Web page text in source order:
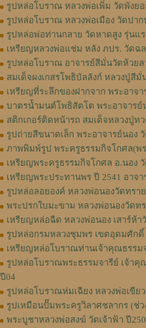
รูปหล่อโบราณ หลวงพ่อเพิ่ม วัดพังย
รูปหล่อโบราณ หลวงพ่อเมือง วัดปา
รูปหล่อพ่อท่านกลาย วัดหาดสูง รุ่นแร
เหรียญหลวงพ่อแช่ม หลัง ภปร. วัดฉล
รูปหล่อโบราณ อาจารย์สีมั่นวัดห้วย
สมเด็จผงเกสรโพธิบัลลังก์ หลวงปู่สี
เหรียญที่ระลึกของฝากจาก พระอาจ
บาตรน้ำมนต์โพธิสัตโต พระอาจารย์
สติกเกอร์ติดหน้ารถ สมเด็จหลวงปู่ท
รูปถ่ายสีขนาดเล็ก พระอาจารย์นอง
ภาพพิมพ์รูป พระครูธรรมกิจโกศล(พ
เหรียญพระครูธรรมกิจโกศล อ.นอง
เหรียญพระประทานพร ปี 2541 อาจ
รูปหล่อลอยองค์ หลวงพ่อนองวัดทรา
พระปรกใบมะขาม หลวงพ่อนองวัดท
เหรียญหล่อฉีด หลวงพ่อนอง เสาร์ห้า
รูปหล่อกรมหลวงชุมพร เขตอุดมศักดิ์
เหรียญหล่อโบราณท่านเจ้าคุณธรรม
รูปหล่อโบราณพระธรรมจารีย์ เจ้า
ปี04
รูปหล่อโบราณห่มเฉียง หลวงพ่อเขีย
รูปเหมือนปั๊มพระครูวิลาศชลากร (ช่ว
พระบูชาหลวงพ่อสงฆ์ วัดเจ้าฟ้า ปี